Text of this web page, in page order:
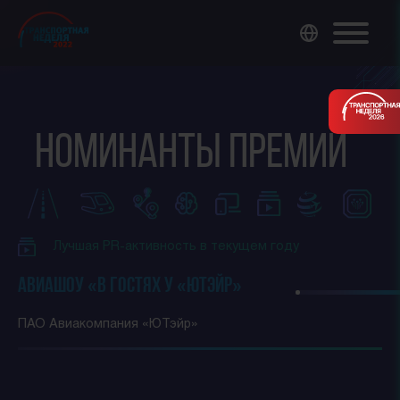
Номинанты премии
Лучшая PR-активность в текущем году
ПАО Авиакомпания «ЮТэйр»